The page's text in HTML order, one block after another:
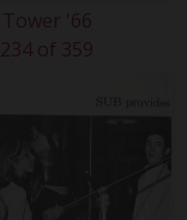
Tower '66
234 of 359